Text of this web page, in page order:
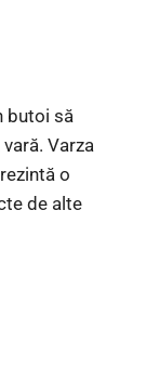
butoi să
Varza
o
de alte